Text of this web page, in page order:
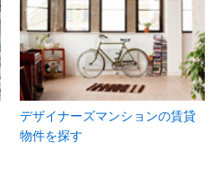
デザイナーズマンションの賃貸
物件を探す